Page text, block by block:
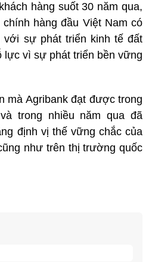
hàng suốt 30 năm qua,
hàng đầu Việt Nam có
với sự phát triển kinh tế đất
lực vì sự phát triển bền vững
mà Agribank đạt được trong
trong nhiều năm qua đã
định vị thế vững chắc của
như trên thị trường quốc